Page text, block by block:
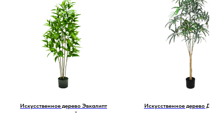
Искусственное дерево Эвкалипт
Искусственное дерево